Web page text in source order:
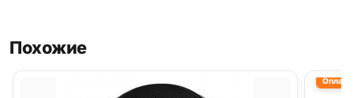
Похожие
Оплата